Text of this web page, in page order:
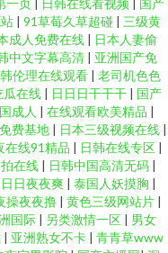
一页 | 日韩在线看视频 | 国产
| 91草莓久草超碰 | 三级黄
成人免费在线 | 日本人妻偷
中文字幕高清 | 亚洲国产免
伦理在线观看 | 老司机色色
瓜在线 | 日日日干干干 | 国产
成人 | 在线观看欧美精品 |
费基地 | 日本三级视频在线 |
在线91精品 | 日韩在线专区 |
在线 | 日韩中国高清无码 |
日日夜夜爽 | 泰国人妖摸胸 |
操夜夜撸 | 黄色三级网站片 |
国际 | 另类激情一区 | 男女
| 亚洲熟女不卡 | 青青草www